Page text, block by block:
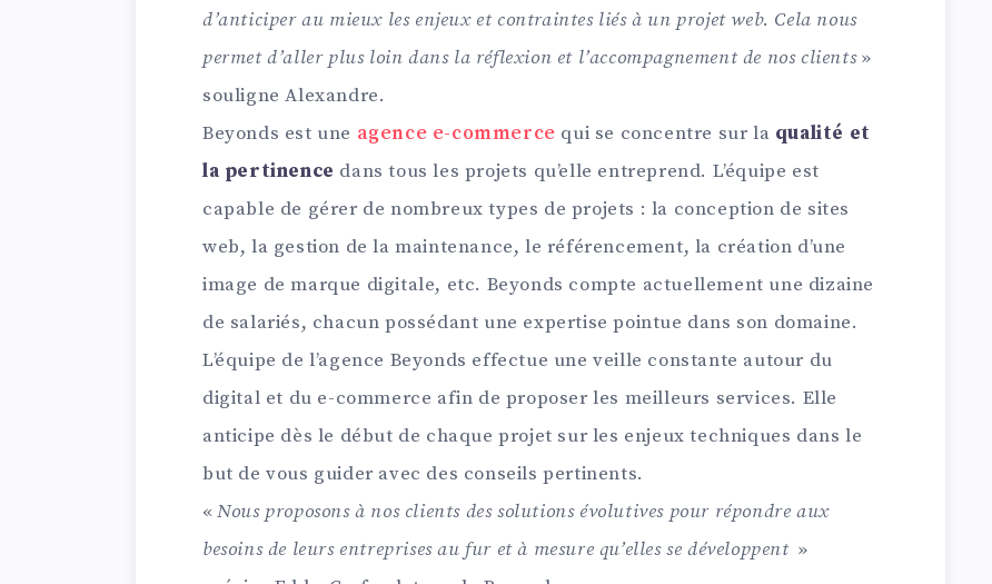
d’anticiper au mieux les enjeux et contraintes liés à un projet web. Cela nous
permet d’aller plus loin dans la réflexion et l’accompagnement de nos clients»
souligne Alexandre.
Beyonds est une agence e-commerce qui se concentre sur la qualité et
la pertinence dans tous les projets qu’elle entreprend. L’équipe est
capable de gérer de nombreux types de projets : la conception de sites
web, la gestion de la maintenance, le référencement, la création d’une
image de marque digitale, etc. Beyonds compte actuellement une dizaine
de salariés, chacun possédant une expertise pointue dans son domaine.
L’équipe de l’agence Beyonds effectue une veille constante autour du
digital et du e-commerce afin de proposer les meilleurs services. Elle
anticipe dès le début de chaque projet sur les enjeux techniques dans le
but de vous guider avec des conseils pertinents.
«Nous proposons à nos clients des solutions évolutives pour répondre aux
besoins de leurs entreprises au fur et à mesure qu’elles se développent »